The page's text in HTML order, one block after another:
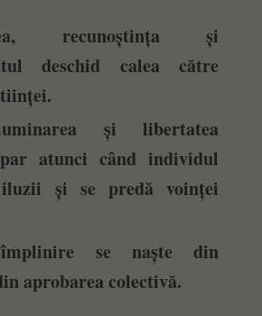
recunoștința și
deschid calea către
și libertatea
atunci când individul
și se predă voinței
împlinire se naște din
aprobarea colectivă.